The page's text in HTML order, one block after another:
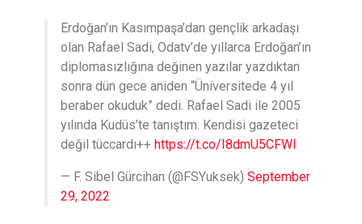
Erdoğan’ın Kasımpaşa’dan gençlik arkadaşı
olan Rafael Sadi, Odatv’de yıllarca Erdoğan’ın
diplomasızlığına değinen yazılar yazdıktan
sonra dün gece aniden “Üniversitede 4 yıl
beraber okuduk” dedi. Rafael Sadi ile 2005
yılında Kudüs’te tanıştım. Kendisi gazeteci
değil tüccardı++ https://t.co/I8dmU5CFWI
— F. Sibel Gürcihan (@FSYuksek) September
29, 2022